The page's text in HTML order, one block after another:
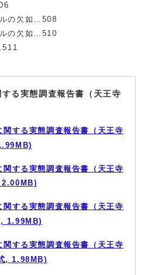
ルの欠如…508
ルの欠如…510
る実態調査報告書（天王寺
する実態調査報告書（天王寺
する実態調査報告書（天王寺
2.00MB)
する実態調査報告書（天王寺
, 1.99MB)
する実態調査報告書（天王寺
, 1.98MB)